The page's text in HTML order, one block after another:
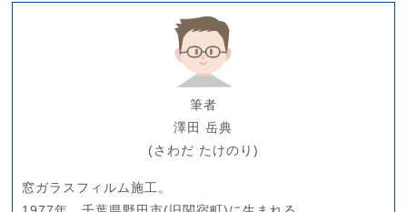
筆者
澤田 岳典
(さわだ たけのり)
窓ガラスフィルム施工。